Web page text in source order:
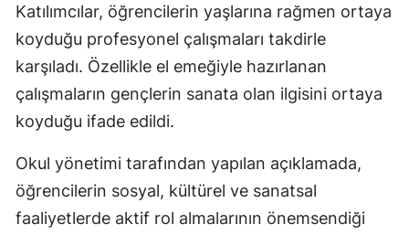
Katılımcılar, öğrencilerin yaşlarına rağmen ortaya
koyduğu profesyonel çalışmaları takdirle
karşıladı. Özellikle el emeğiyle hazırlanan
çalışmaların gençlerin sanata olan ilgisini ortaya
koyduğu ifade edildi.
Okul yönetimi tarafından yapılan açıklamada,
öğrencilerin sosyal, kültürel ve sanatsal
faaliyetlerde aktif rol almalarının önemsendiği